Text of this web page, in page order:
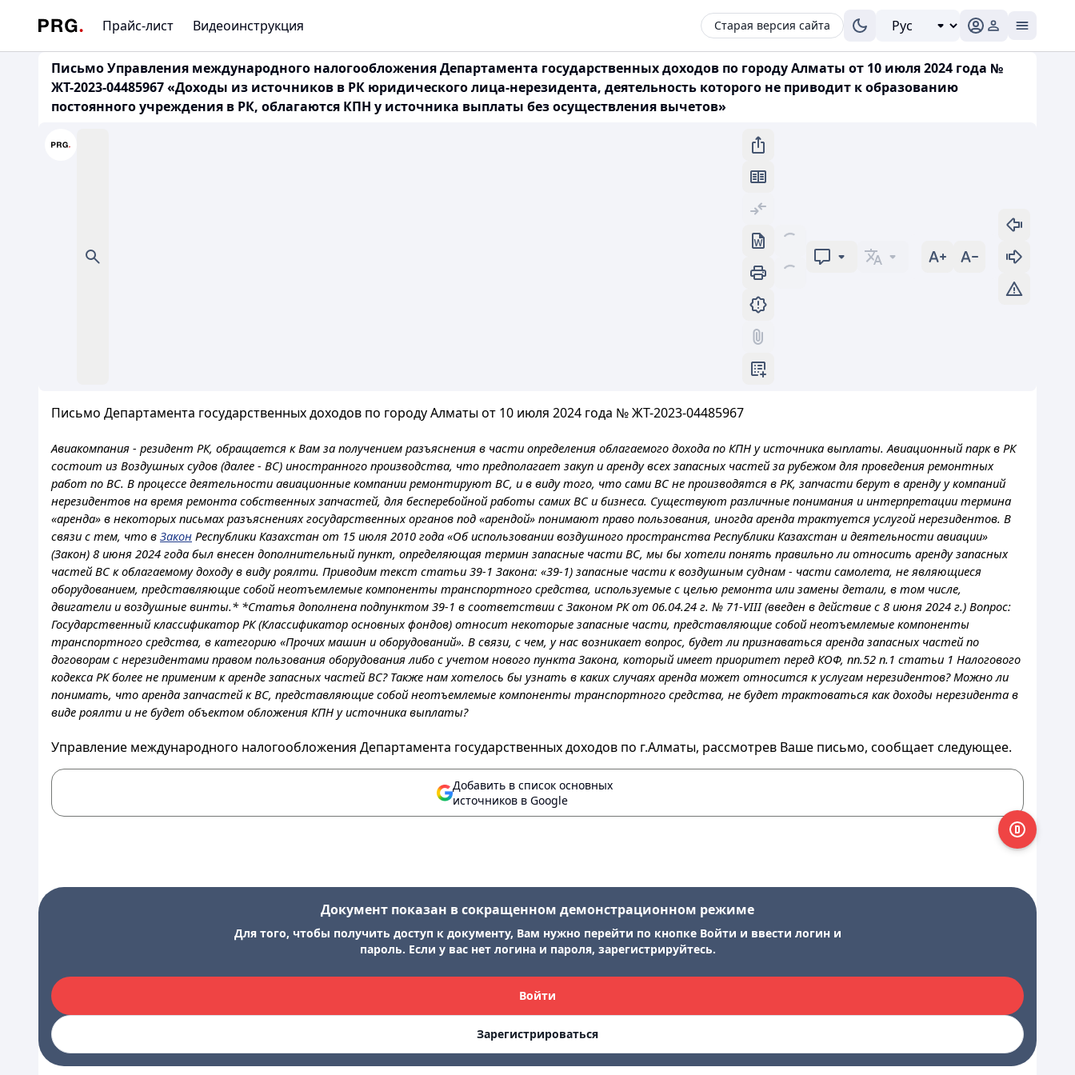
Прайс-лист Видеоинструкция Старая версия сайта
Письмо Управления международного налогообложения Департамента государственных доходов по городу Алматы от 10 июля 2024 года №
ЖТ-2023-04485967 «Доходы из источников в РК юридического лица-нерезидента, деятельность которого не приводит к образованию
постоянного учреждения в РК, облагаются КПН у источника выплаты без осуществления вычетов»
Письмо Департамента государственных доходов по городу Алматы от 10 июля 2024 года № ЖТ-2023-04485967
Авиакомпания - резидент РК, обращается к Вам за получением разъяснения в части определения облагаемого дохода по КПН у источника выплаты. Авиационный парк в РК
состоит из Воздушных судов (далее - ВС) иностранного производства, что предполагает закуп и аренду всех запасных частей за рубежом для проведения ремонтных
работ по ВС. В процессе деятельности авиационные компании ремонтируют ВС, и в виду того, что сами ВС не производятся в РК, запчасти берут в аренду у компаний
нерезидентов на время ремонта собственных запчастей, для бесперебойной работы самих ВС и бизнеса. Существуют различные понимания и интерпретации термина
«аренда» в некоторых письмах разъяснениях государственных органов под «арендой» понимают право пользования, иногда аренда трактуется услугой нерезидентов. В
связи с тем, что в Закон Республики Казахстан от 15 июля 2010 года «Об использовании воздушного пространства Республики Казахстан и деятельности авиации»
(Закон) 8 июня 2024 года был внесен дополнительный пункт, определяющая термин запасные части ВС, мы бы хотели понять правильно ли относить аренду запасных
частей ВС к облагаемому доходу в виду роялти. Приводим текст статьи 39-1 Закона: «39-1) запасные части к воздушным суднам - части самолета, не являющиеся
оборудованием, представляющие собой неотъемлемые компоненты транспортного средства, используемые с целью ремонта или замены детали, в том числе,
двигатели и воздушные винты.* *Статья дополнена подпунктом 39-1 в соответствии с Законом РК от 06.04.24 г. № 71-VIII (введен в действие с 8 июня 2024 г.) Вопрос:
Государственный классификатор РК (Классификатор основных фондов) относит некоторые запасные части, представляющие собой неотъемлемые компоненты
транспортного средства, в категорию «Прочих машин и оборудований». В связи, с чем, у нас возникает вопрос, будет ли признаваться аренда запасных частей по
договорам с нерезидентами правом пользования оборудования либо с учетом нового пункта Закона, который имеет приоритет перед КОФ, пп.52 п.1 статьи 1 Налогового
кодекса РК более не применим к аренде запасных частей ВС? Также нам хотелось бы узнать в каких случаях аренда может относится к услугам нерезидентов? Можно ли
понимать, что аренда запчастей к ВС, представляющие собой неотъемлемые компоненты транспортного средства, не будет трактоваться как доходы нерезидента в
виде роялти и не будет объектом обложения КПН у источника выплаты?
Управление международного налогообложения Департамента государственных доходов по г.Алматы, рассмотрев Ваше письмо, сообщает следующее.
Добавить в список основных
источников в Google
Документ показан в сокращенном демонстрационном режиме
Для того, чтобы получить доступ к документу, Вам нужно перейти по кнопке Войти и ввести логин и
пароль. Если у вас нет логина и пароля, зарегистрируйтесь.
Войти
Зарегистрироваться